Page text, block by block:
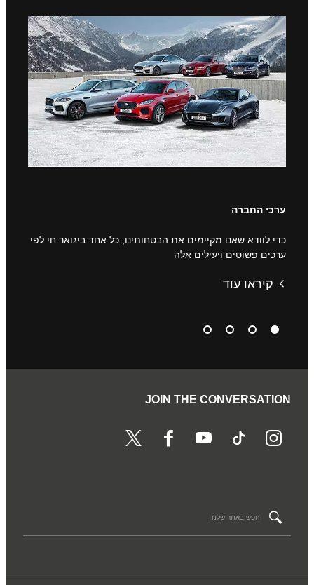
ערכי החברה
כדי לוודא שאנו מקיימים את הבטחותינו, כל אחד ביגואר חי לפי
ערכים פשוטים ויעילים אלה
קיראו עוד
JOIN THE CONVERSATION